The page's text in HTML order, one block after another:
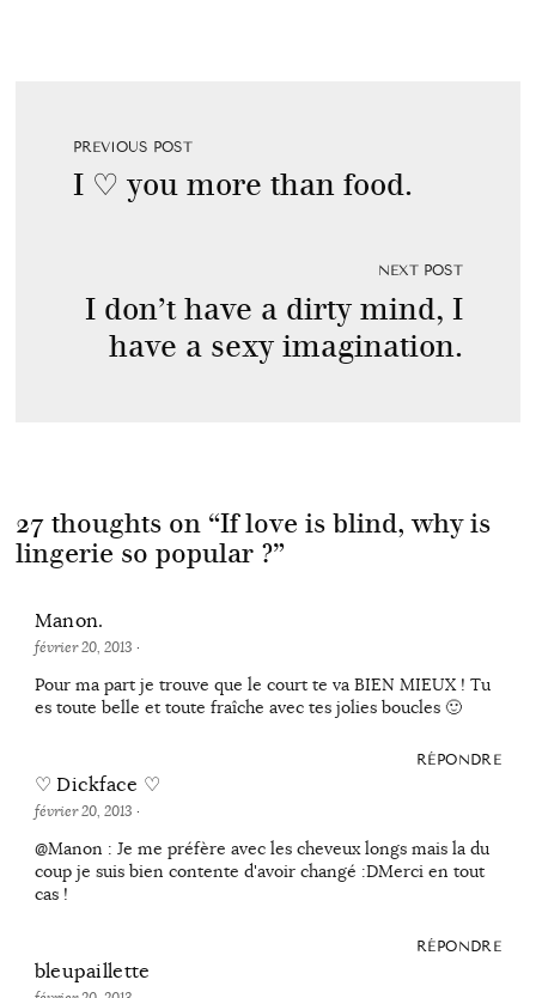
PREVIOUS POST
I ♡ you more than food.
NEXT POST
I don’t have a dirty mind, I
have a sexy imagination.
27 thoughts on “If love is blind, why is
lingerie so popular ?”
Manon.
février 20, 2013 ·
Pour ma part je trouve que le court te va BIEN MIEUX ! Tu
es toute belle et toute fraîche avec tes jolies boucles 🙂
RÉPONDRE
♡ Dickface ♡
février 20, 2013 ·
@Manon : Je me préfère avec les cheveux longs mais la du
coup je suis bien contente d'avoir changé :DMerci en tout
cas !
RÉPONDRE
bleupaillette